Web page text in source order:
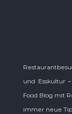
und Esskultur
Food Blog mit
immer neue